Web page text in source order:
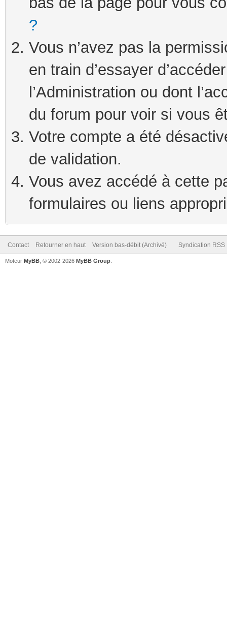
?
Vous n’avez pas la
en train d’essayer
l’Administration ou dont
du forum pour voir si vous
Votre compte a été
de validation.
Vous avez accédé à cette
formulaires ou liens
Contact Retourner en haut Version bas-débit (Archivé) Syndication RSS
Moteur MyBB , © 2002-2026 MyBB Group